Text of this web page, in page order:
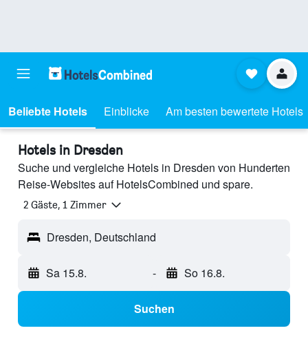
Beliebte Hotels Einblicke Am besten bewertete Hotels
Hotels in Dresden
Suche und vergleiche Hotels in Dresden von Hunderten
Reise-Websites auf HotelsCombined und spare.
2 Gäste, 1 Zimmer
Dresden, Deutschland
Sa 15.8. - So 16.8.
Suchen